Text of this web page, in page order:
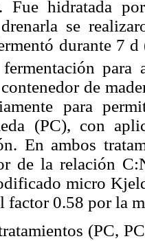
Fue hidratada
se
durante 7
para
de
para
(PC), con
En ambos
de la relación
micro
0.58 por la
(PC,